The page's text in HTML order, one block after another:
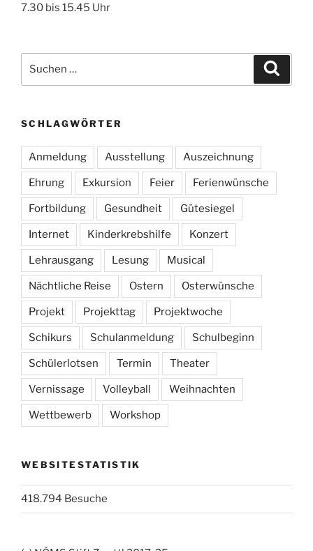
7.30 bis 15.45 Uhr
nach:
SCHLAGWÖRTER
Anmeldung Ausstellung Auszeichnung
Ehrung Exkursion Feier Ferienwünsche
Fortbildung Gesundheit Gütesiegel
Internet Kinderkrebshilfe Konzert
Lehrausgang Lesung Musical
Nächtliche Reise Ostern Osterwünsche
Projekt Projekttag Projektwoche
Schikurs Schulanmeldung Schulbeginn
Schülerlotsen Termin Theater
Vernissage Volleyball Weihnachten
Wettbewerb Workshop
WEBSITESTATISTIK
418.794 Besuche